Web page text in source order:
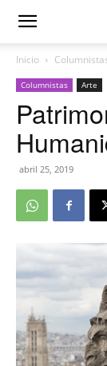
Inicio
Columnistas Arte
abril 25, 2019